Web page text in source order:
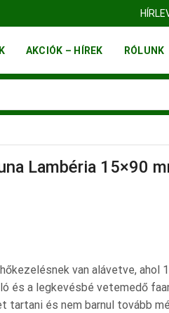
AKCIÓK – HÍREK RÓLUNK
Lambéria 15×90
van alávetve, ahol
és a legkevésbé vetemedő
és nem barnul tovább